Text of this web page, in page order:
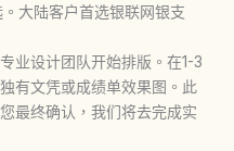
大陆客户首选银联网银支
业设计团队开始排版。在1-3
有文凭或成绩单效果图。此
最终确认，我们将去完成实